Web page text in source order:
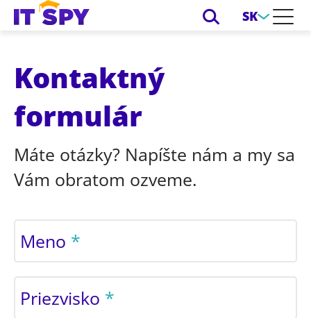
SK
Kontaktný
formulár
Máte otázky? Napíšte nám a my sa
Vám obratom ozveme.
Meno
Priezvisko